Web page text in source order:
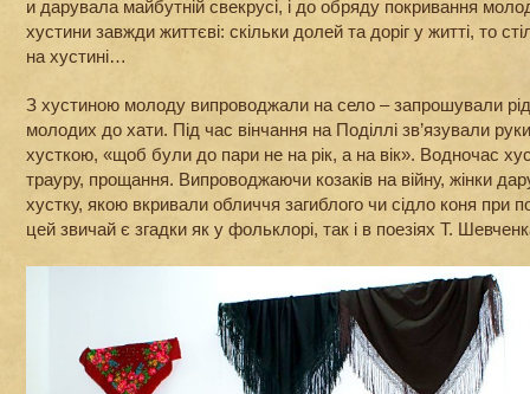
и дарувала майбутній свекрусі, і до обряду покривання
хустини завжди життєві: скільки долей та доріг у житті, то
на хустині…
З хустиною молоду випроводжали на село – запрошували
молодих до хати. Під час вінчання на Поділлі зв’язували
хусткою, «щоб були до пари не на рік, а на вік». Водночас
трауру, прощання. Випроводжаючи козаків на війну, жінки
хустку, якою вкривали обличчя загиблого чи сідло коня при
цей звичай є згадки як у фольклорі, так і в поезіях Т.